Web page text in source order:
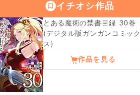
イチオシ作品
とある魔術の禁書目録 30巻
(デジタル版ガンガンコミック
ス)
作品を見る